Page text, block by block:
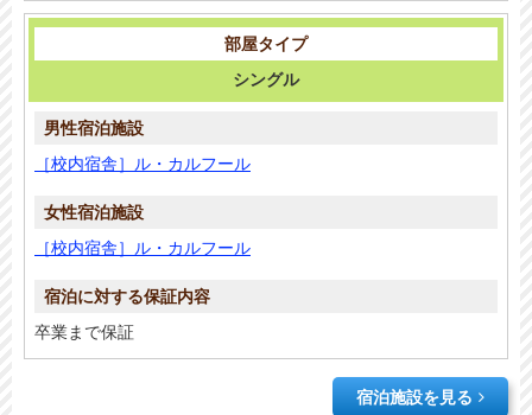
シングル
［校内宿舎］ル・カルフール
［校内宿舎］ル・カルフール
卒業まで保証
宿泊施設を見る